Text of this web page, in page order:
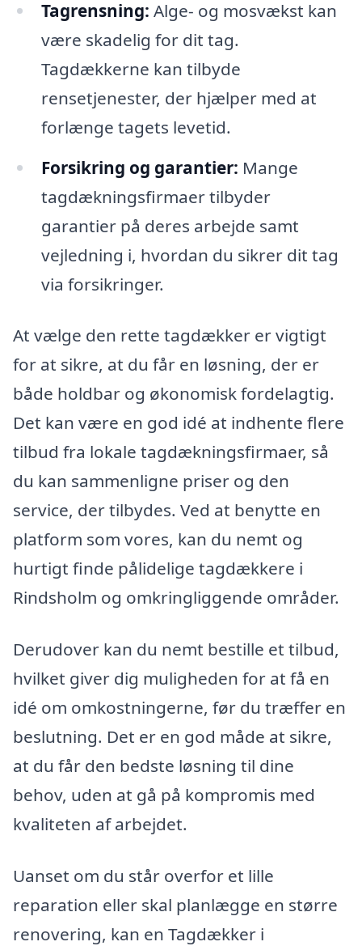
Tagrensning: Alge- og mosvækst kan
være skadelig for dit tag.
Tagdækkerne kan tilbyde
rensetjenester, der hjælper med at
forlænge tagets levetid.
Forsikring og garantier: Mange
tagdækningsfirmaer tilbyder
garantier på deres arbejde samt
vejledning i, hvordan du sikrer dit tag
via forsikringer.
At vælge den rette tagdækker er vigtigt
for at sikre, at du får en løsning, der er
både holdbar og økonomisk fordelagtig.
Det kan være en god idé at indhente flere
tilbud fra lokale tagdækningsfirmaer, så
du kan sammenligne priser og den
service, der tilbydes. Ved at benytte en
platform som vores, kan du nemt og
hurtigt finde pålidelige tagdækkere i
Rindsholm og omkringliggende områder.
Derudover kan du nemt bestille et tilbud,
hvilket giver dig muligheden for at få en
idé om omkostningerne, før du træffer en
beslutning. Det er en god måde at sikre,
at du får den bedste løsning til dine
behov, uden at gå på kompromis med
kvaliteten af arbejdet.
Uanset om du står overfor et lille
reparation eller skal planlægge en større
renovering, kan en Tagdækker i